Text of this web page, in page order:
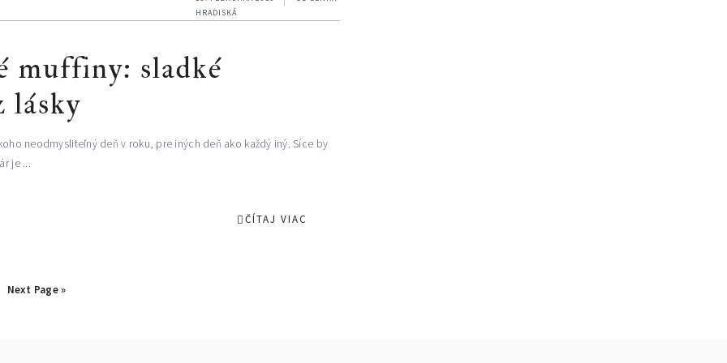
HRADISKÁ
muffiny: sladké
lásky
neodmysliteľný deň v roku, pre iných deň ako každý iný. Síce by
je ...
ČÍTAJ VIAC
Go
Next Page »